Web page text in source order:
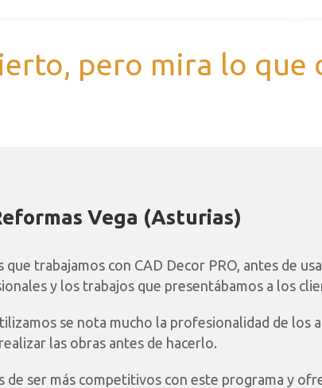
pero mira lo que
Vega (Asturias)
que trabajamos con CAD Decor PRO, antes de
y los trabajos que presentábamos a los
se nota mucho la profesionalidad de los
las obras antes de hacerlo.
de ser más competitivos con este programa y